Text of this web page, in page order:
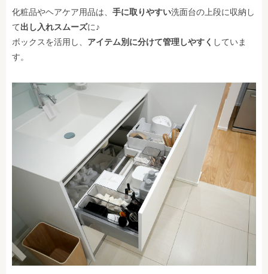
化粧品やヘアケア用品は、 手に取りやすい洗面台の上段に収納し
て出し入れスムーズに♪
ボックスを活用し、 アイテム別に分けて管理しやすく していま
す。